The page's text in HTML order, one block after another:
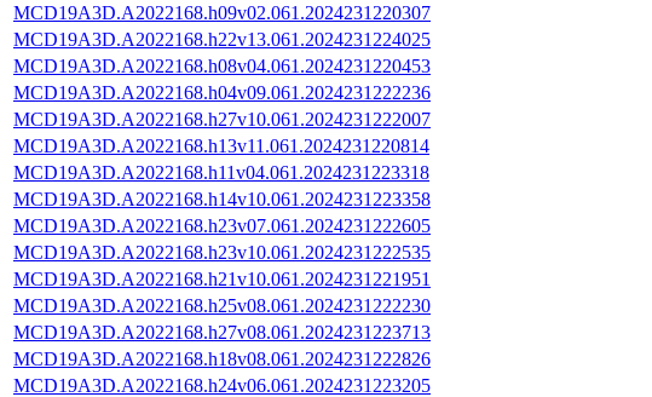
MCD19A3D.A2022168.h09v02.061.2024231220307
MCD19A3D.A2022168.h22v13.061.2024231224025
MCD19A3D.A2022168.h08v04.061.2024231220453
MCD19A3D.A2022168.h04v09.061.2024231222236
MCD19A3D.A2022168.h27v10.061.2024231222007
MCD19A3D.A2022168.h13v11.061.2024231220814
MCD19A3D.A2022168.h11v04.061.2024231223318
MCD19A3D.A2022168.h14v10.061.2024231223358
MCD19A3D.A2022168.h23v07.061.2024231222605
MCD19A3D.A2022168.h23v10.061.2024231222535
MCD19A3D.A2022168.h21v10.061.2024231221951
MCD19A3D.A2022168.h25v08.061.2024231222230
MCD19A3D.A2022168.h27v08.061.2024231223713
MCD19A3D.A2022168.h18v08.061.2024231222826
MCD19A3D.A2022168.h24v06.061.2024231223205